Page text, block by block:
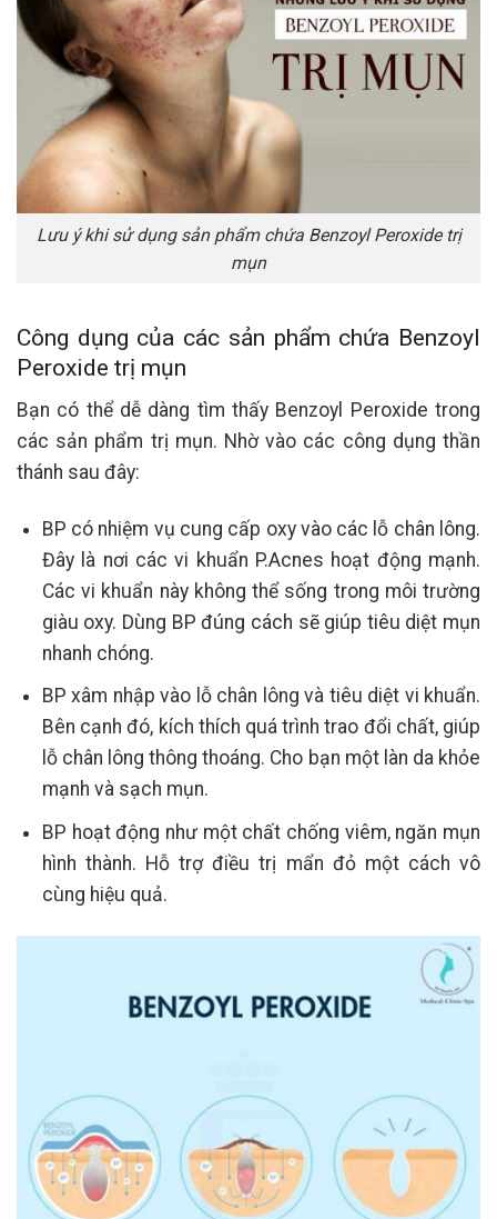
Lưu ý khi sử dụng sản phẩm chứa Benzoyl Peroxide trị
mụn
Công dụng của các sản phẩm chứa Benzoyl
Peroxide trị mụn
Bạn có thể dễ dàng tìm thấy Benzoyl Peroxide trong
các sản phẩm trị mụn. Nhờ vào các công dụng thần
thánh sau đây:
BP có nhiệm vụ cung cấp oxy vào các lỗ chân lông.
Đây là nơi các vi khuẩn P.Acnes hoạt động mạnh.
Các vi khuẩn này không thể sống trong môi trường
giàu oxy. Dùng BP đúng cách sẽ giúp tiêu diệt mụn
nhanh chóng.
BP xâm nhập vào lỗ chân lông và tiêu diệt vi khuẩn.
Bên cạnh đó, kích thích quá trình trao đổi chất, giúp
lỗ chân lông thông thoáng. Cho bạn một làn da khỏe
mạnh và sạch mụn.
BP hoạt động như một chất chống viêm, ngăn mụn
hình thành. Hỗ trợ điều trị mẩn đỏ một cách vô
cùng hiệu quả.